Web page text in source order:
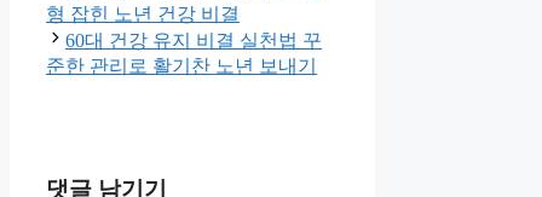
형 잡힌 노년 건강 비결
60대 건강 유지 비결 실천법 꾸
준한 관리로 활기찬 노년 보내기
댓글 남기기